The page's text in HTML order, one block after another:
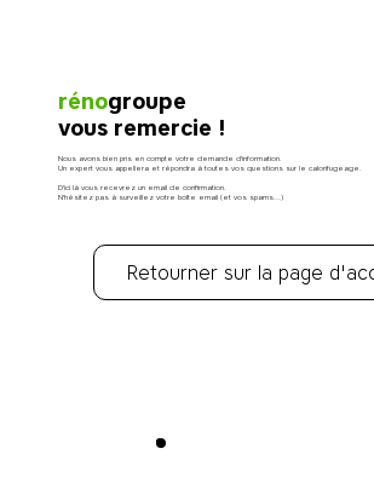
rénogroupe
vous remercie !
Nous avons bien pris en compte votre demande d'information.
Un expert vous appellera et répondra à toutes vos questions sur le calorifugeage.
D'ici là vous recevrez un email de confirmation.
N'hésitez pas à surveillez votre boîte email (et vos spams...)
Retourner sur la page